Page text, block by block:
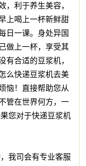
，利于养生美容，
上喝上一杯新鲜甜
日一课。身处异国
做上一杯，享受其
有合适的豆浆机，
么快递豆浆机去美
恼！直接帮助您从
管在世界何方，一
您对于快递豆浆机
我司会有专业客服